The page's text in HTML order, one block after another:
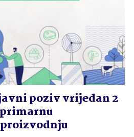
poziv vrijedan 2